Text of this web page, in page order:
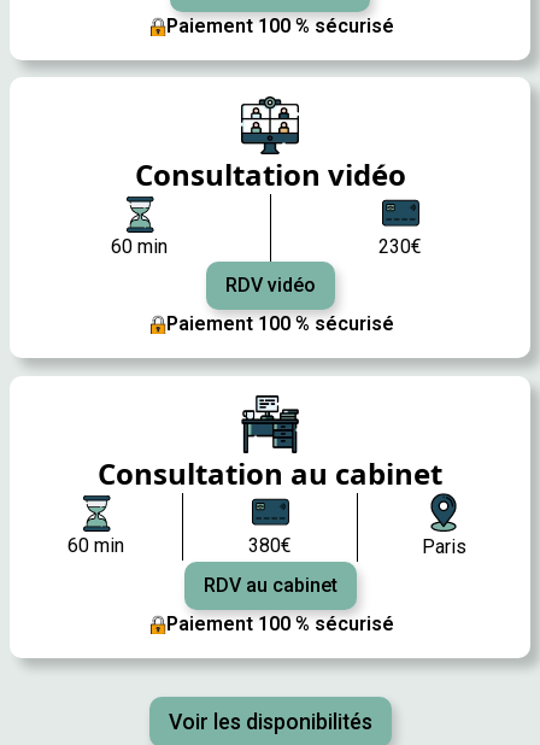
Paiement 100 % sécurisé
Consultation vidéo
60 min
230€
RDV vidéo
Paiement 100 % sécurisé
Consultation au cabinet
60 min 380€
Paris
RDV au cabinet
Paiement 100 % sécurisé
Voir les disponibilités